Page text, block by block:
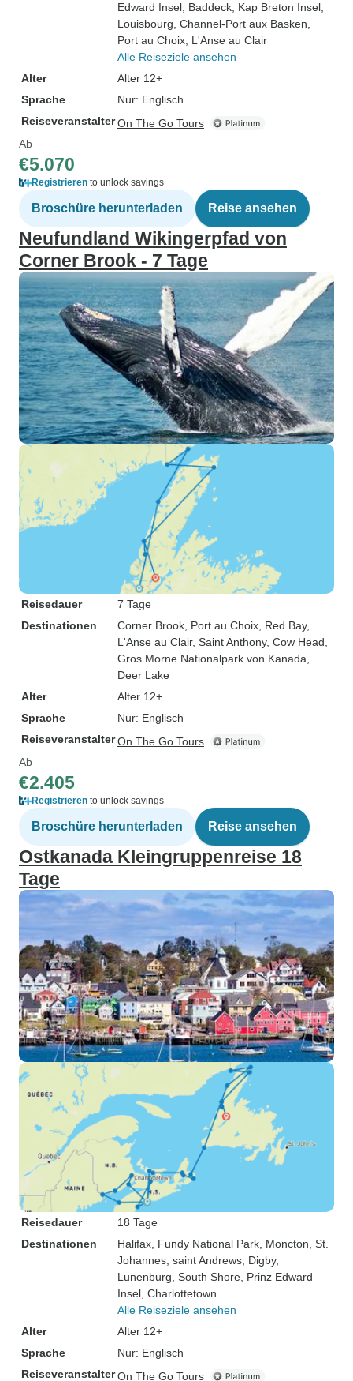
Edward Insel , Baddeck , Kap Breton Insel
Louisbourg , Channel-Port aux Basken
Port au Choix , L'Anse au Clair
Alle Reiseziele ansehen
Alter
Alter 12+
Sprache
Nur: Englisch
ReiseveranstalterOn The Go Tours
Ab
€5.070
Registrieren to unlock savings
Broschüre herunterladen Reise ansehen
Neufundland Wikingerpfad von
Corner Brook - 7 Tage
Reisedauer
7 Tage
Destinationen
Corner Brook , Port au Choix , Red Bay,
L'Anse au Clair, Saint Anthony, Cow Head
Gros Morne Nationalpark von Kanada
Deer Lake
Alter
Alter 12+
Sprache
Nur: Englisch
ReiseveranstalterOn The Go Tours
Ab
€2.405
Registrieren to unlock savings
Broschüre herunterladen Reise ansehen
Ostkanada Kleingruppenreise 18
Tage
Reisedauer
18 Tage
Destinationen
Halifax , Fundy National Park , Moncton , St.
Johannes , saint Andrews , Digby,
Lunenburg , South Shore , Prinz Edward
Insel , Charlottetown
Alle Reiseziele ansehen
Alter
Alter 12+
Sprache
Nur: Englisch
ReiseveranstalterOn The Go Tours